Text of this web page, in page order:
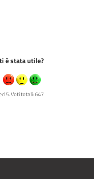
è stata utile?
5. Voti totali: 647